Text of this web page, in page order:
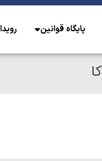
پایگاه قوانین